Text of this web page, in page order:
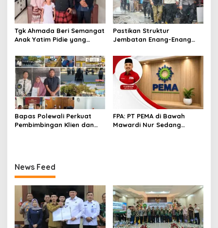
Tgk Ahmada Beri Semangat
Anak Yatim Pidie yang
Jantung
Pastikan Struktur
Jembatan Enang-Enang
PRR Aceh: Boleh tapi
Keselamatan Warga di
Atas Segalanya
Bapas Polewali Perkuat
Pembimbingan Klien dan
FPA: PT PEMA di Bawah
Mawardi Nur Sedang
News Feed